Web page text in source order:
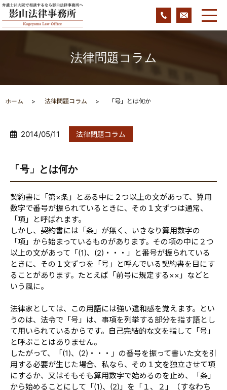
法律問題コラム
ホーム 法律問題コラム 「号」とは何か
2014/05/11 法律問題コラム
「号」とは何か
契約書に「第×条」とある中に２つ以上の文があって、算用
数字で番号が振られているときに、その１文ずつは通常、
「項」と呼ばれます。
しかし、契約書には「条」が無く、いきなり算用数字の
「項」から始まっているものがあります。その項の中に２つ
以上の文があって「(1)、(2)・・・」と番号が振られている
ときに、その１文ずつを「号」と呼んでいる契約書を目にす
ることがあります。たとえば「前号に規定する××」などと
いう風に。
法律家としては、この用語には強い違和感を覚えます。とい
うのは、法令で「号」は、事項を列挙する部分を指す語とし
て用いられているからです。自己完結的な文を指して「号」
と呼ぶことはありません。
したがって、「(1)、(2)・・・」の番号を振って書いた文を引
用する必要が生じた場合、私なら、その１文を独立させて項
にするか、又はそもそも算用数字で始めるのを止め、「条」
から始めることにして「(1)、(2)」を「１、２」（すなわち